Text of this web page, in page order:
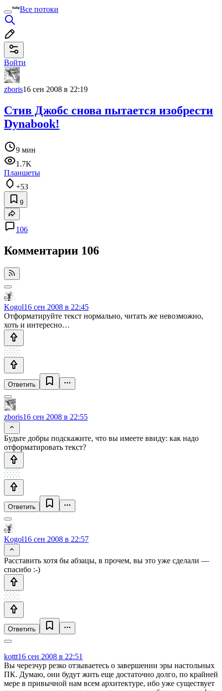
Все потоки
Войти
zboris16 сен 2008 в 22:19
Стив Джобс снова пытается изобрести
Dynabook!
9 мин
1.7K
Планшеты
+53
9
106
Комментарии 106
Kogol16 сен 2008 в 22:45
Отформатируйте текст нормально, читать же невозможно,
хоть и интересно…
Ответить
zboris16 сен 2008 в 22:55
Будьте добры подскажите, что вы имеете ввиду: как надо
отформатировать текст?
Ответить
Kogol16 сен 2008 в 22:57
Расставить хотя бы абзацы, в прочем, вы это уже сделали —
спасибо :-)
Ответить
kottt16 сен 2008 в 22:51
Вы черезчур резко отзываетесь о завершении эры настольных
ПК. Думаю, они будут жить еще достаточно долго, по крайней
мере в привычной нам всем архитектуре, ибо уже существует